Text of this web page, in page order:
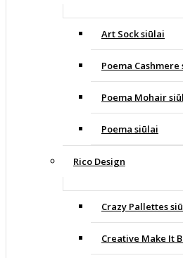
Art Sock siūlai
Poema Cashmere
Poema Mohair
Poema siūlai
Rico Design
Crazy Pallettes
Creative Make It